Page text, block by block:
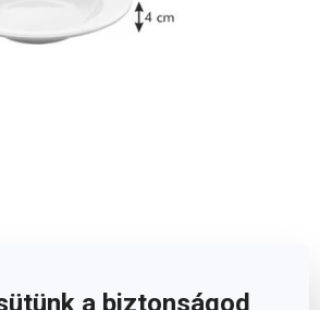
a biztonságod